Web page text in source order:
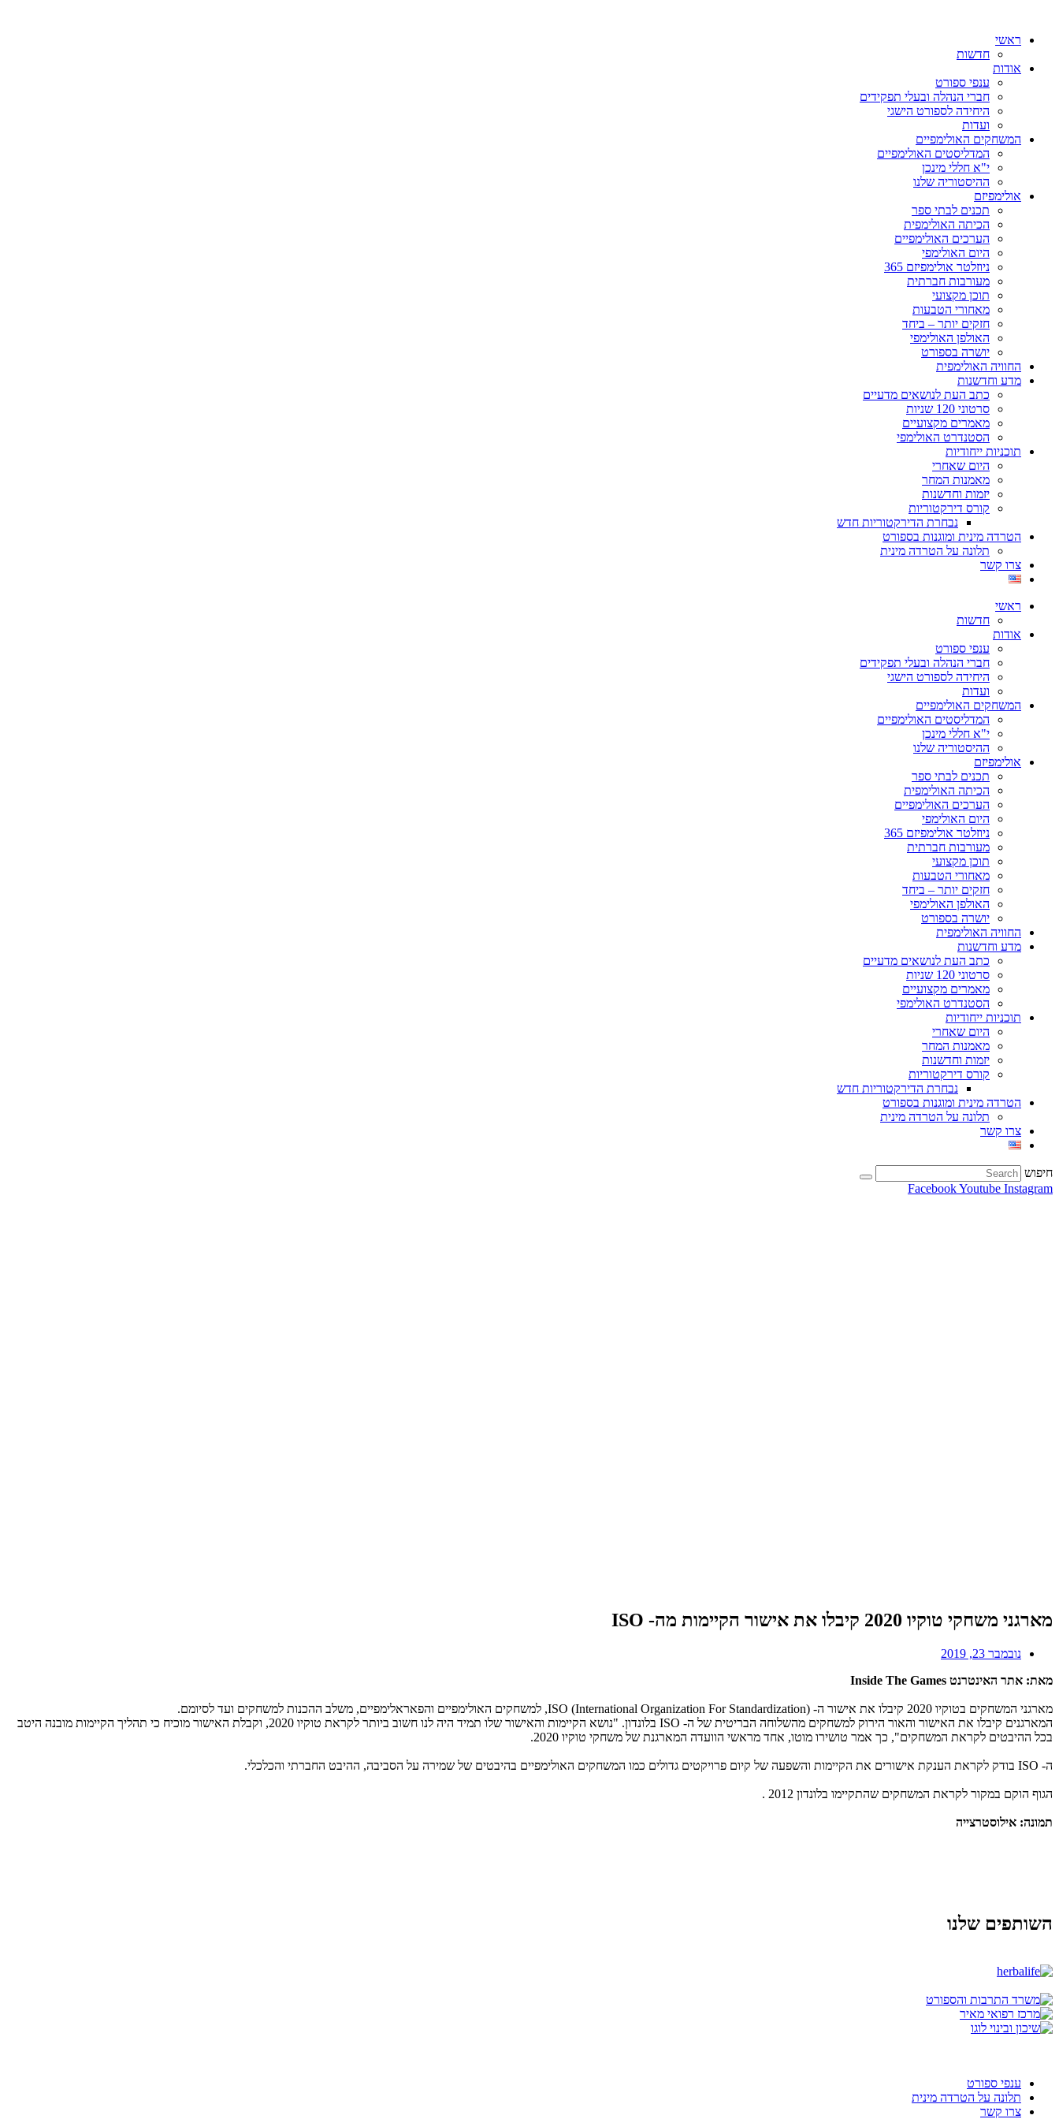
ראשי
חדשות
אודות
ענפי ספורט
חברי הנהלה ובעלי תפקידים
היחידה לספורט הישגי
ועדות
המשחקים האולימפיים
המדליסטים האולימפיים
י"א חללי מינכן
ההיסטוריה שלנו
אולימפיזם
תכנים לבתי ספר
הכיתה האולימפית
הערכים האולימפיים
היום האולימפי
ניוזלטר אולימפיזם 365
מעורבות חברתית
תוכן מקצועי
מאחורי הטבעות
חזקים יותר – ביחד
האולפן האולימפי
יושרה בספורט
החוויה האולימפית
מדע וחדשנות
כתב העת לנושאים מדעיים
סרטוני 120 שניות
מאמרים מקצועיים
הסטנדרט האולימפי
תוכניות ייחודיות
היום שאחרי
מאמנות המחר
יזמות וחדשנות
קורס דירקטוריות
נבחרת הדירקטוריות חדש
הטרדה מינית ומוגנות בספורט
תלונה על הטרדה מינית
צרו קשר
ראשי
חדשות
אודות
ענפי ספורט
חברי הנהלה ובעלי תפקידים
היחידה לספורט הישגי
ועדות
המשחקים האולימפיים
המדליסטים האולימפיים
י"א חללי מינכן
ההיסטוריה שלנו
אולימפיזם
תכנים לבתי ספר
הכיתה האולימפית
הערכים האולימפיים
היום האולימפי
ניוזלטר אולימפיזם 365
מעורבות חברתית
תוכן מקצועי
מאחורי הטבעות
חזקים יותר – ביחד
האולפן האולימפי
יושרה בספורט
החוויה האולימפית
מדע וחדשנות
כתב העת לנושאים מדעיים
סרטוני 120 שניות
מאמרים מקצועיים
הסטנדרט האולימפי
תוכניות ייחודיות
היום שאחרי
מאמנות המחר
יזמות וחדשנות
קורס דירקטוריות
נבחרת הדירקטוריות חדש
הטרדה מינית ומוגנות בספורט
תלונה על הטרדה מינית
צרו קשר
חיפוש
FacebookYoutube Instagram
מארגני משחקי טוקיו 2020 קיבלו את אישור הקיימות מה- ISO
נובמבר 23, 2019
מאת: אתר האינטרנט Inside The Games
מארגני המשחקים בטוקיו 2020 קיבלו את אישור ה- ISO (International Organization For Standardization), למשחקים האולימפיים והפאראלימפיים, משלב ההכנות למשחקים ועד לסיומם.
המארגנים קיבלו את האישור והאור הירוק למשחקים מהשלוחה הבריטית של ה- ISO בלונדון. "נושא הקיימות והאישור שלו תמיד היה לנו חשוב ביותר לקראת טוקיו 2020, וקבלת האישור מוכיח כי תהליך הקיימות מובנה היטב
בכל ההיבטים לקראת המשחקים", כך אמר טושירו מוטו, אחד מראשי הוועדה המארגנת של משחקי טוקיו 2020.
ה- ISO בודק לקראת הענקת אישורים את הקיימות והשפעה של קיום פרויקטים גדולים כמו המשחקים האולימפיים בהיבטים של שמירה על הסביבה, ההיבט החברתי והכלכלי.
הגוף הוקם במקור לקראת המשחקים שהתקיימו בלונדון 2012 .
תמונה: אילוסטרצייה
השותפים שלנו
ענפי ספורט
תלונה על הטרדה מינית
צרו קשר